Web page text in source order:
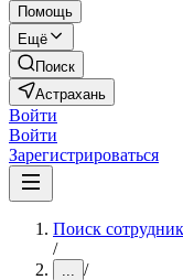
Помощь
Ещё
Поиск
Астрахань
Войти
Войти
Зарегистрироваться
Поиск
/
... /